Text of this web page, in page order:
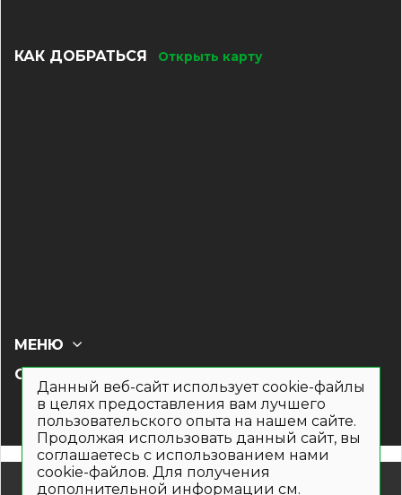
КАК ДОБРАТЬСЯ Открыть карту
СОЦ СЕТИ
МЕНЮ
© 2019- 2026. Общество с ограниченной ответственностью
Данный веб-сайт использует cookie-файлы
в целях предоставления вам лучшего
пользовательского опыта на нашем сайте.
Продолжая использовать данный сайт, вы
соглашаетесь с использованием нами
cookie-файлов. Для получения
дополнительной информации см.